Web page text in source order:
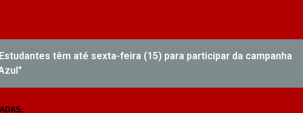
Estudantes têm até sexta-feira (15) para participar da campanha